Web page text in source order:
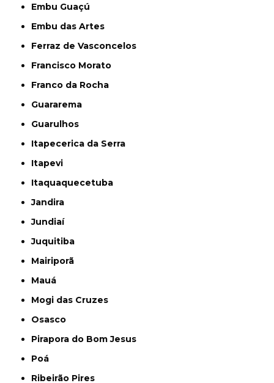
Embu Guaçú
Embu das Artes
Ferraz de Vasconcelos
Francisco Morato
Franco da Rocha
Guararema
Guarulhos
Itapecerica da Serra
Itapevi
Itaquaquecetuba
Jandira
Jundiaí
Juquitiba
Mairiporã
Mauá
Mogi das Cruzes
Osasco
Pirapora do Bom Jesus
Poá
Ribeirão Pires